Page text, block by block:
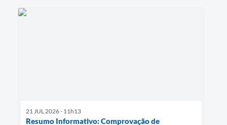
21 JUL 2026 - 11h13
Resumo Informativo: Comprovação de